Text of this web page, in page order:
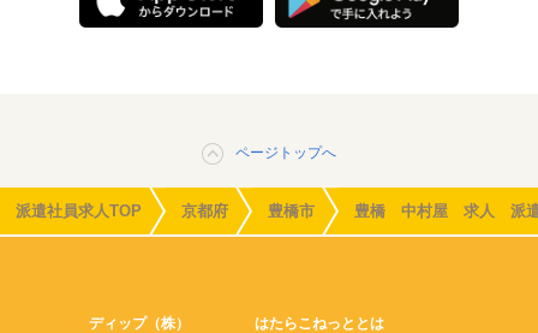
ページトップへ
派遣社員求人TOP 京都府 豊橋市 豊橋 中村屋 求人 派遣
ディップ（株） はたらこねっととは